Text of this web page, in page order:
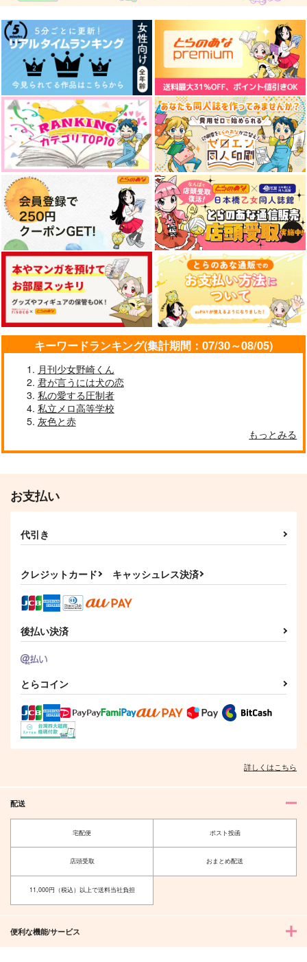
キーワードランキング(集計期間：07/30～08/05)
月刊少女野崎くん
君が言うには犬の恋
私の愛する圧制者
私立メロ高等学校
灰色と赤
もっとみる
お支払い
代引き
クレジットカード キャッシュレス決済
後払い決済
とらコイン
詳しくはこちら
配送
宅配便 ポスト投函
店頭受取 おまとめ配送
11,000円（税込）以上で送料当社負担
便利な機能/サービス